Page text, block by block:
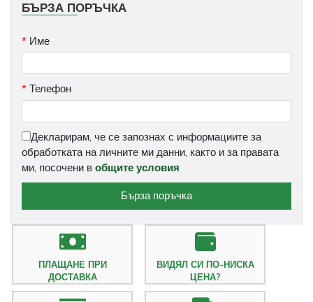
ПЛАЩАНЕ ПРИ
ДОСТАВКА
ВИДЯЛ СИ ПО-НИСКА
ЦЕНА?
БЪРЗА ПОРЪЧКА
* Име
* Телефон
Декларирам, че се запознах с информациите за
обработката на личните ми данни, както и за правата
ми, посочени в общите условия
Бърза поръчка